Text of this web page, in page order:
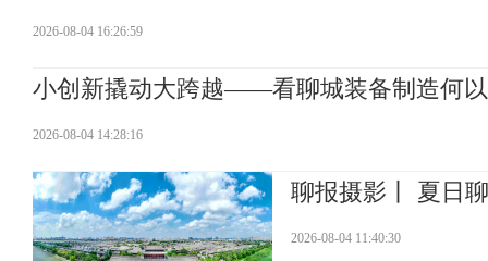
2026-08-04 16:26:59
小创新撬动大跨越——看聊城装备制造何
2026-08-04 14:28:16
聊报摄影丨 夏日
2026-08-04 11:40:30